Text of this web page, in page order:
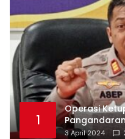
1
Operasi
3 April 2024